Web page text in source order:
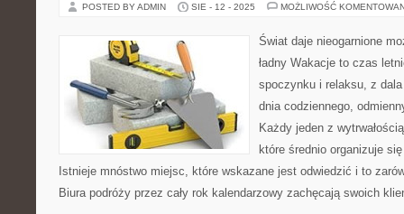
POSTED BY ADMIN SIE - 12 - 2025 MOŻLIWOŚĆ
Świat daje nieogarnione
ładny Wakacje to czas
spoczynku i relaksu, z
dnia codziennego,
Każdy jeden z
które średnio organizuje
Istnieje mnóstwo miejsc, które wskazane jest odwiedzić i to
Biura podróży przez cały rok kalendarzowy zachęcają swoich